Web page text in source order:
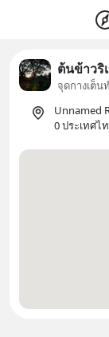
ต้นข้าวริ
จุดกางเต็น
Unnamed
0 ประเทศไ